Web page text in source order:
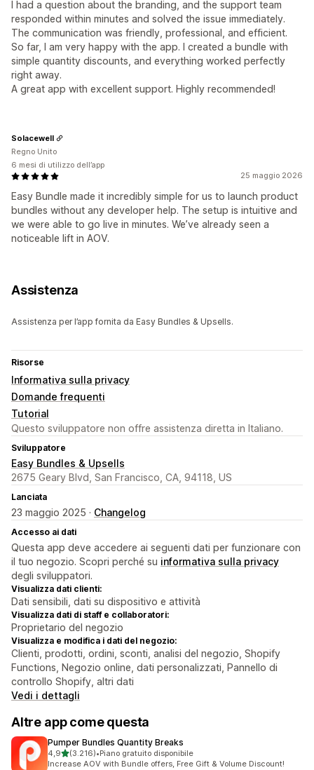
I had a question about the branding, and the support team
responded within minutes and solved the issue immediately.
The communication was friendly, professional, and efficient.
So far, I am very happy with the app. I created a bundle with
simple quantity discounts, and everything worked perfectly
right away.
A great app with excellent support. Highly recommended!
25 maggio 2026
Easy Bundle made it incredibly simple for us to launch product
bundles without any developer help. The setup is intuitive and
we were able to go live in minutes. We’ve already seen a
noticeable lift in AOV.
Solacewell
Regno Unito
6 mesi di utilizzo dell’app
Assistenza
Assistenza per l’app fornita da Easy Bundles & Upsells.
Risorse
Informativa sulla privacy
Domande frequenti
Tutorial
Questo sviluppatore non offre assistenza diretta in Italiano.
Sviluppatore
Easy Bundles & Upsells
2675 Geary Blvd, San Francisco, CA, 94118, US
Lanciata
23 maggio 2025 · Changelog
Accesso ai dati
Questa app deve accedere ai seguenti dati per funzionare con
il tuo negozio. Scopri perché su informativa sulla privacy
degli sviluppatori.
Visualizza dati clienti:
Dati sensibili, dati su dispositivo e attività
Visualizza dati di staff e collaboratori:
Proprietario del negozio
Visualizza e modifica i dati del negozio:
Clienti, prodotti, ordini, sconti, analisi del negozio, Shopify
Functions, Negozio online, dati personalizzati, Pannello di
controllo Shopify, altri dati
Vedi i dettagli
Altre app come questa
Pumper Bundles Quantity Breaks
4,9stelle su 5
(3.216)
3216 recensioni totali
•Piano gratuito disponibile
Increase AOV with Bundle offers, Free Gift & Volume Discount!